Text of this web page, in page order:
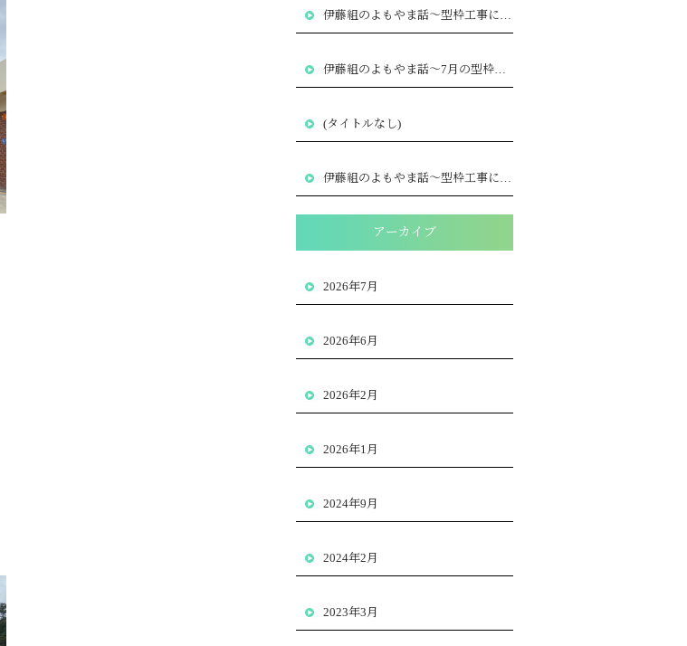
伊藤組のよもやま話～型枠工事に求められる専門性とは
伊藤組のよもやま話～7月の型枠工事で気をつけたいポイント
(タイトルなし)
伊藤組のよもやま話～型枠工事における安全管理の大切さ
アーカイブ
2026年7月
2026年6月
2026年2月
2026年1月
2024年9月
2024年2月
2023年3月